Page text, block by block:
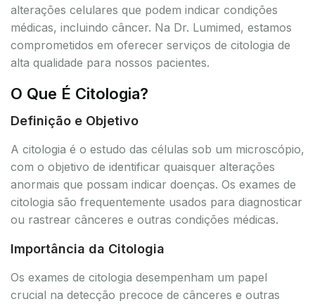
alterações celulares que podem indicar condições
médicas, incluindo câncer. Na Dr. Lumimed, estamos
comprometidos em oferecer serviços de citologia de
alta qualidade para nossos pacientes.
O Que É Citologia?
Definição e Objetivo
A citologia é o estudo das células sob um microscópio,
com o objetivo de identificar quaisquer alterações
anormais que possam indicar doenças. Os exames de
citologia são frequentemente usados para diagnosticar
ou rastrear cânceres e outras condições médicas.
Importância da Citologia
Os exames de citologia desempenham um papel
crucial na detecção precoce de cânceres e outras